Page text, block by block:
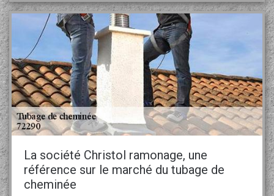
La société Christol ramonage, une
référence sur le marché du tubage de
cheminée